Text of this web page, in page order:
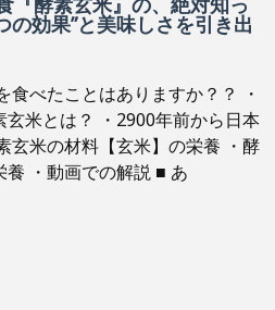
の効果”と美味しさを引き出
食べたことはありますか？？ ・
米とは？ ・2900年前から日本
玄米の材料【玄米】の栄養 ・酵
・動画での解説 ■ あ